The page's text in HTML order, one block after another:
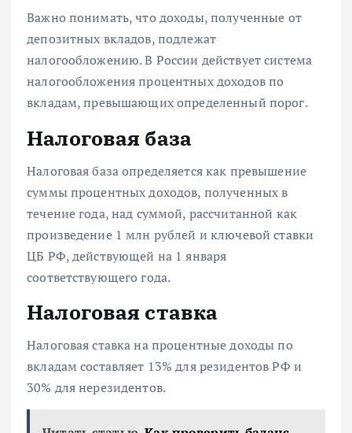
Важно понимать, что доходы, полученные от
депозитных вкладов, подлежат
налогообложению. В России действует система
налогообложения процентных доходов по
вкладам, превышающих определенный порог.
Налоговая база
Налоговая база определяется как превышение
суммы процентных доходов, полученных в
течение года, над суммой, рассчитанной как
произведение 1 млн рублей и ключевой ставки
ЦБ РФ, действующей на 1 января
соответствующего года.
Налоговая ставка
Налоговая ставка на процентные доходы по
вкладам составляет 13% для резидентов РФ и
30% для нерезидентов.